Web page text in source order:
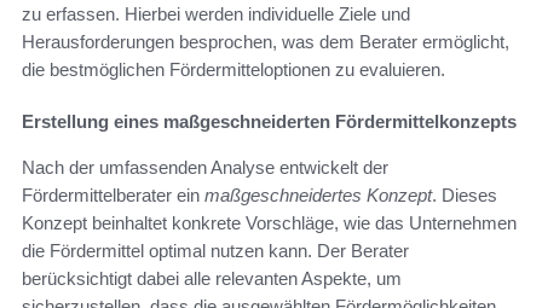
zu erfassen. Hierbei werden individuelle Ziele und
Herausforderungen besprochen, was dem Berater ermöglicht,
die bestmöglichen Fördermitteloptionen zu evaluieren.
Erstellung eines maßgeschneiderten Fördermittelkonzepts
Nach der umfassenden Analyse entwickelt der
Fördermittelberater ein maßgeschneidertes Konzept. Dieses
Konzept beinhaltet konkrete Vorschläge, wie das Unternehmen
die Fördermittel optimal nutzen kann. Der Berater
berücksichtigt dabei alle relevanten Aspekte, um